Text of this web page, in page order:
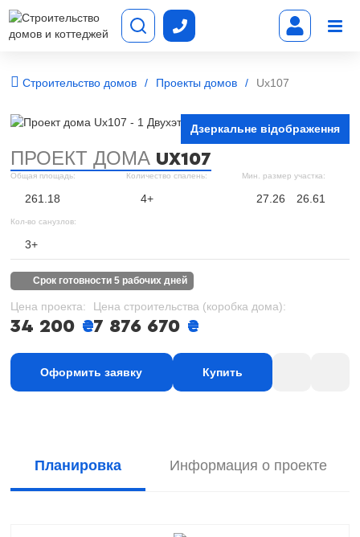
Строительство домов Проекты домов Ux107
Дзеркальне відображення
ПРОЕКТ ДОМА UX107
Общая площадь:
261.18
Количество спалень:
4+
Мин. размер участка:
27.26 26.61
Кол-во санузлов:
3+
срок готовности 5 рабочих дней
Цена проекта:
34 200 ₴
Цена строительства (коробка дома):
7 876 670 ₴
Оформить заявку Купить
Планировка Информация о проекте